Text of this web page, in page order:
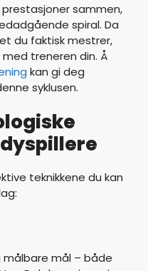
sammen,
spiral. Da
du faktisk mestrer,
treneren din. Å
kan gi deg
syklusen.
teknikkene du kan
målbare mål – både